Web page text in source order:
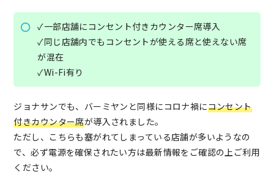
✓一部店舗にコンセント付きカウンター席導入
✓同じ店舗内でもコンセントが使える席と使えない席
が混在
✓Wi-Fi有り
ジョナサンでも、バーミヤンと同様にコロナ禍にコンセント
付きカウンター席が導入されました。
ただし、こちらも塞がれてしまっている店舗が多いようなの
で、必ず電源を確保されたい方は最新情報をご確認の上ご利用
ください。